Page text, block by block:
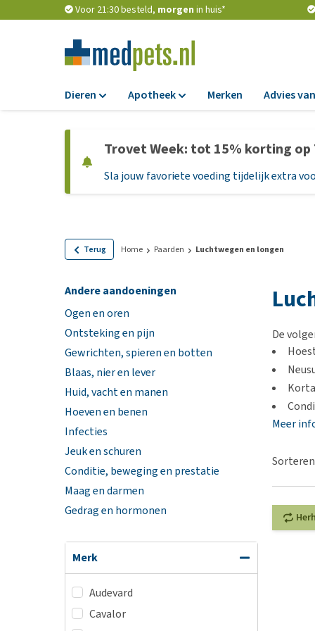
Voor 21:30 besteld, morgen in huis*
Dieren
Hondenbrokken
Natvoer
Graanvrij
Glutenvrij
Biologisch
Vegan
Apotheek
Vlooien en teken
Ontworming
Probiotica en
Medische
Puppy apotheek
Vuurwerkangst
Bekijk alles
Merken Advies
Trovet Week: tot 15% korting
Sla jouw favoriete voeding tijdelijk extra
Terug Home Paarden Luchtwegen en longen
Andere aandoeningen
Ogen en oren
Ontsteking en pijn
Gewrichten, spieren en botten
Blaas, nier en lever
Huid, vacht en manen
Hoeven en benen
Infecties
Jeuk en schuren
Conditie, beweging en prestatie
Maag en darmen
Gedrag en hormonen
Merk
Audevard
Cavalor
De
Meer